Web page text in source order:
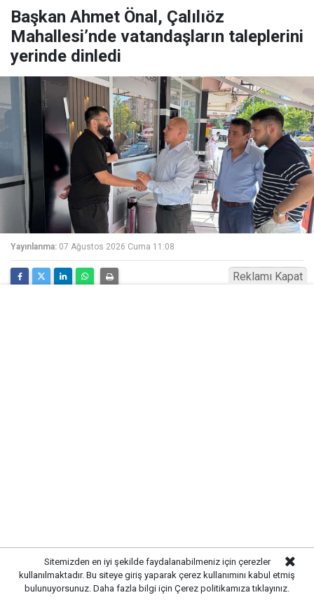
Başkan Ahmet Önal, Çalılıöz
Mahallesi’nde vatandaşların taleplerini
yerinde dinledi
Yayınlanma: 07 Ağustos 2026 Cuma 11:08
Sitemizden en iyi şekilde faydalanabilmeniz için çerezler
kullanılmaktadır. Bu siteye giriş yaparak çerez kullanımını kabul etmiş
bulunuyorsunuz. Daha fazla bilgi için Çerez politikamıza tıklayınız.
Reklamı Kapat